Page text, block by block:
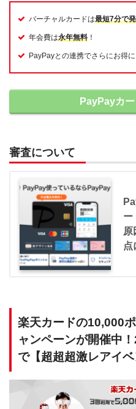
バーチャルカードは最短7分で
年会費は永年無料 ！
PayPayとの連携でさらにお得
PayPayカ
審査について
ー
原
点
楽天カードの10,000
ャンペーンが開催中
で【超超超激レアイベ